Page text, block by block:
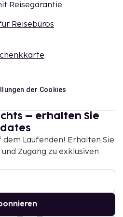
Reisegarantie
Reisebüros
der Cookies
– erhalten Sie
dem Laufenden! Erhalten Sie
Zugang zu exklusiven